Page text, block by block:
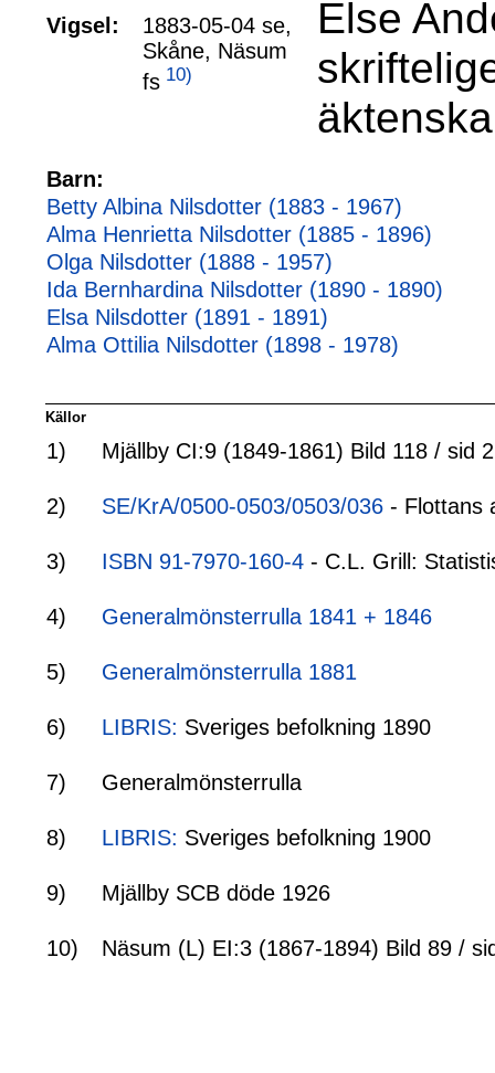
Vigsel:
1883-05-04 se,
Skåne, Näsum
fs 10)
Else
Barn:
Betty Albina Nilsdotter (1883 - 1967)
Alma Henrietta Nilsdotter (1885 - 1896)
Olga Nilsdotter (1888 - 1957)
Ida Bernhardina Nilsdotter (1890 - 1890)
Elsa Nilsdotter (1891 - 1891)
Alma Ottilia Nilsdotter (1898 - 1978)
Källor
1) Mjällby CI:9 (1849-1861) Bild 118 / sid
2) SE/KrA/0500-0503/0503/036 - Flottans
3) ISBN 91-7970-160-4 - C.L. Grill:
4) Generalmönsterrulla 1841 + 1846
5) Generalmönsterrulla 1881
6) LIBRIS: Sveriges befolkning 1890
7) Generalmönsterrulla
8) LIBRIS: Sveriges befolkning 1900
9) Mjällby SCB döde 1926
10) Näsum (L) EI:3 (1867-1894) Bild 89 /